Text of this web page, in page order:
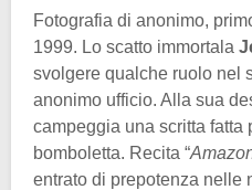
Fotografia di anonimo,
1999. Lo scatto immortala
svolgere qualche ruolo nel
anonimo ufficio. Alla sua
campeggia una scritta fatta
bomboletta. Recita “
entrato di prepotenza nelle